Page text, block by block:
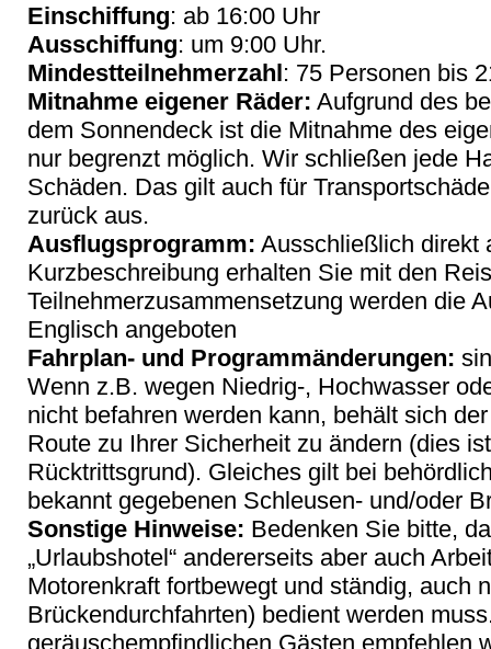
Einschiffung: ab 16:00 Uhr
Ausschiffung: um 9:00 Uhr.
Mindestteilnehmerzahl: 75 Personen bis
Mitnahme eigener Räder: Aufgrund des
dem Sonnendeck ist die Mitnahme des
nur begrenzt möglich. Wir schließen jede
Schäden. Das gilt auch für
zurück aus.
Ausflugsprogramm: Ausschließlich direkt
Kurzbeschreibung erhalten Sie mit den
Teilnehmerzusammensetzung werden die
Englisch angeboten
Fahrplan- und Programmänderungen:
Wenn z.B. wegen Niedrig-, Hochwasser
nicht befahren werden kann, behält sich
Route zu Ihrer Sicherheit zu ändern (dies
Rücktrittsgrund). Gleiches gilt bei
bekannt gegebenen Schleusen- und/oder
Sonstige Hinweise: Bedenken Sie bitte,
„Urlaubshotel“ andererseits aber auch
Motorenkraft fortbewegt und ständig, auch
Brückendurchfahrten) bedient werden
geräuschempfindlichen Gästen empfehlen